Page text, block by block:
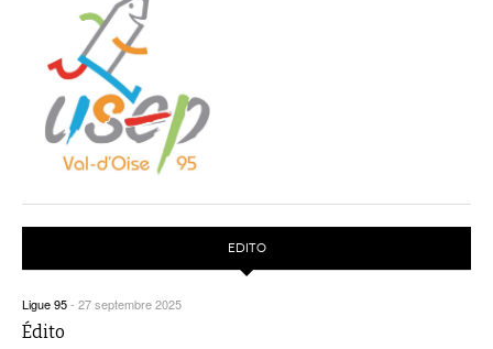
EDITO
Ligue 95- 27 septembre 2025
Édito